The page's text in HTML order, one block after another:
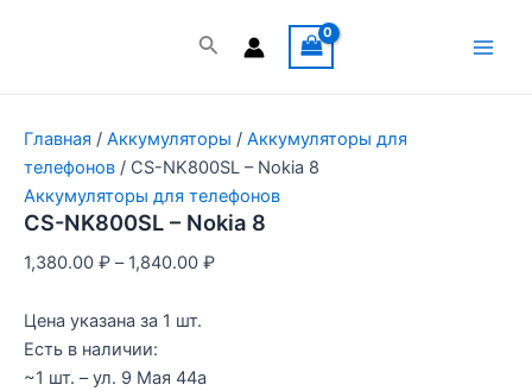
Поиск
Главная / Аккумуляторы / Аккумуляторы для
телефонов / CS-NK800SL – Nokia 8
Аккумуляторы для телефонов
CS-NK800SL – Nokia 8
1,380.00 ₽ – 1,840.00 ₽
Цена указана за 1 шт.
Есть в наличии:
~1 шт. – ул. 9 Мая 44а